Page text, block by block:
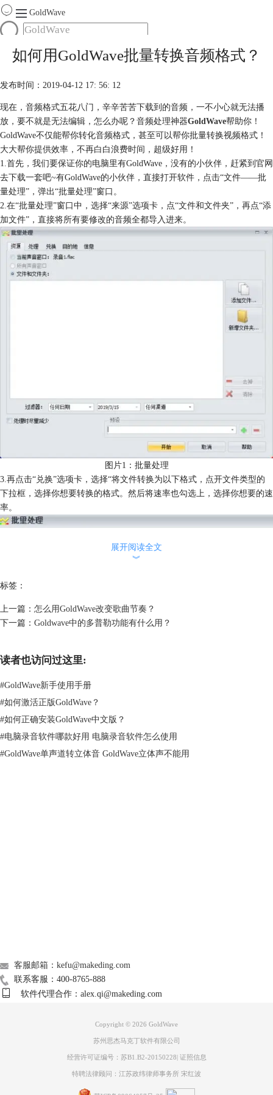
GoldWave
首页
产品
购买
如何用GoldWave批量转换音频格式？
发布时间：2019-04-12 17: 56: 12
现在，音频格式五花八门，辛辛苦苦下载到的音频，一不小心就无法播
放，要不就是无法编辑，怎么办呢？音频处理神器GoldWave帮助你！
GoldWave不仅能帮你转化音频格式，甚至可以帮你批量转换视频格式！
大大帮你提供效率，不再白白浪费时间，超级好用！
1.首先，我们要保证你的电脑里有GoldWave，没有的小伙伴，赶紧到官网
去下载一套吧~有GoldWave的小伙伴，直接打开软件，点击“文件——批
量处理”，弹出“批量处理”窗口。
2.在“批量处理”窗口中，选择“来源”选项卡，点“文件和文件夹”，再点“添
加文件”，直接将所有要修改的音频全都导入进来。
图片1：批量处理
3.再点击“兑换”选项卡，选择“将文件转换为以下格式，点开文件类型的
下拉框，选择你想要转换的格式。然后将速率也勾选上，选择你想要的速
率。
展开阅读全文
︾
标签：
上一篇： 怎么用GoldWave改变歌曲节奏？
下一篇： Goldwave中的多普勒功能有什么用？
读者也访问过这里:
#GoldWave新手使用手册
#如何激活正版GoldWave？
#如何正确安装GoldWave中文版？
#电脑录音软件哪款好用 电脑录音软件怎么使用
#GoldWave单声道转立体音 GoldWave立体声不能用
客服邮箱：kefu@makeding.com
联系客服：400-8765-888
软件代理合作：alex.qi@makeding.com
Copyright © 2026 GoldWave
苏州思杰马克丁软件有限公司
经营许可证编号：苏B1.B2-20150228| 证照信息
特聘法律顾问：江苏政纬律师事务所 宋红波